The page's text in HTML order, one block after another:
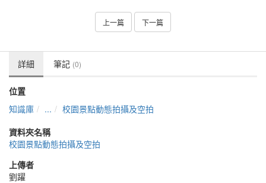
上一篇 下一篇
詳細 筆記 (0)
位置
知識庫
...
校園景點動態拍攝及空拍
資料夾名稱
校園景點動態拍攝及空拍
上傳者
劉躍